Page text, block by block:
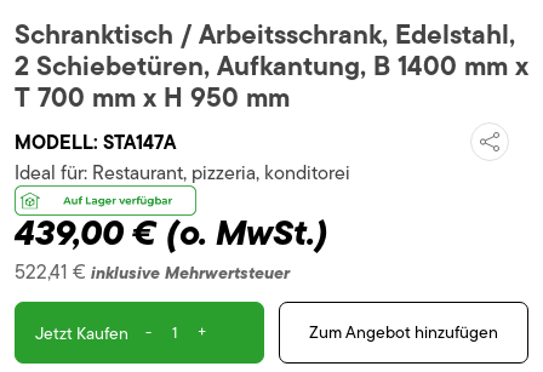
Schranktisch / Arbeitsschrank, Edelstahl,
2 Schiebetüren, Aufkantung, B 1400 mm x
T 700 mm x H 950 mm
MODELL: STA147A
439,00 €(o. MwSt.)
522,41 € inklusive Mehrwertsteuer
Ideal für: Restaurant, pizzeria, konditorei
Jetzt Kaufen - + Zum Angebot hinzufügen